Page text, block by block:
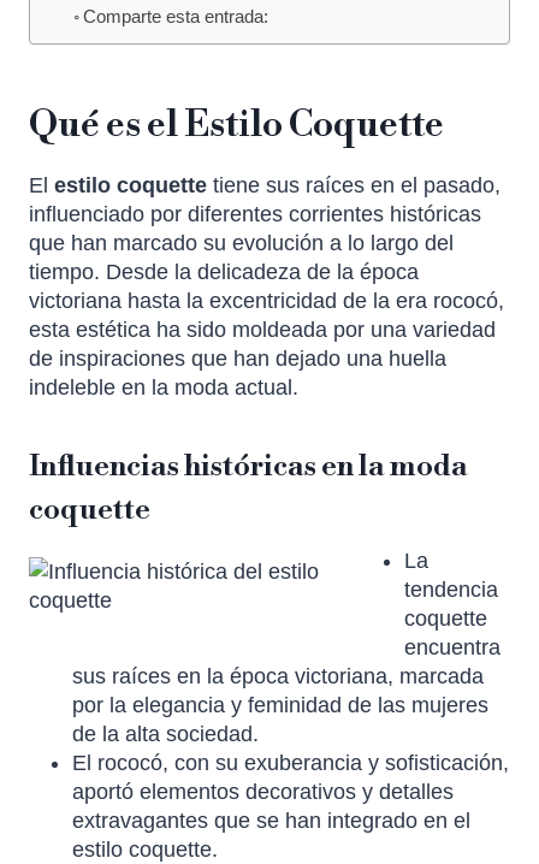
Comparte esta entrada:
Qué es el Estilo Coquette
El estilo coquette tiene sus raíces en el pasado,
influenciado por diferentes corrientes históricas
que han marcado su evolución a lo largo del
tiempo. Desde la delicadeza de la época
victoriana hasta la excentricidad de la era rococó,
esta estética ha sido moldeada por una variedad
de inspiraciones que han dejado una huella
indeleble en la moda actual.
Influencias históricas en la moda
coquette
La
tendencia
coquette
encuentra
sus raíces en la época victoriana, marcada
por la elegancia y feminidad de las mujeres
de la alta sociedad.
El rococó, con su exuberancia y sofisticación,
aportó elementos decorativos y detalles
extravagantes que se han integrado en el
estilo coquette.